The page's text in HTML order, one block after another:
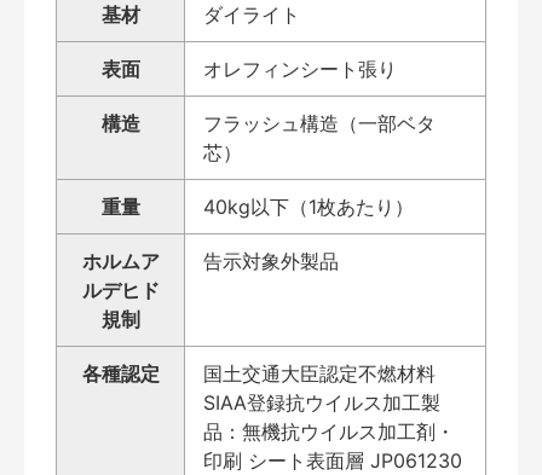
基材 ダイライト
表面 オレフィンシート張り
構造
フラッシュ構造（一部ベタ
芯）
重量 40kg以下（1枚あたり）
ホルムア
ルデヒド
規制
告示対象外製品
各種認定
国土交通大臣認定不燃材料
SIAA登録抗ウイルス加工製
品：無機抗ウイルス加工剤・
印刷 シート表面層 JP061230